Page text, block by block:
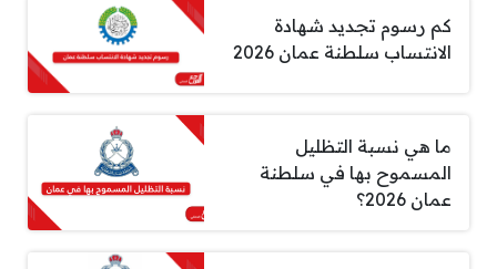
كم رسوم تجديد شهادة
الانتساب سلطنة عمان 2026
ما هي نسبة التظليل
المسموح بها في سلطنة
عمان 2026؟